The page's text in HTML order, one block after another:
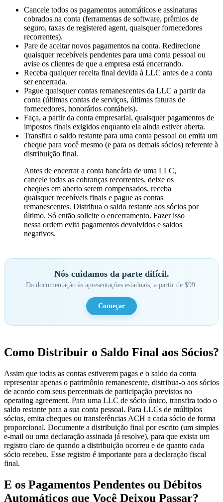
Cancele todos os pagamentos automáticos e assinaturas
cobrados na conta (ferramentas de software, prêmios de
seguro, taxas de registered agent, quaisquer fornecedores
recorrentes).
Pare de aceitar novos pagamentos na conta. Redirecione
quaisquer recebíveis pendentes para uma conta pessoal ou
avise os clientes de que a empresa está encerrando.
Receba qualquer receita final devida à LLC antes de a conta
ser encerrada.
Pague quaisquer contas remanescentes da LLC a partir da
conta (últimas contas de serviços, últimas faturas de
fornecedores, honorários contábeis).
Faça, a partir da conta empresarial, quaisquer pagamentos de
impostos finais exigidos enquanto ela ainda estiver aberta.
Transfira o saldo restante para uma conta pessoal ou emita um
cheque para você mesmo (e para os demais sócios) referente à
distribuição final.
Antes de encerrar a conta bancária de uma LLC,
cancele todas as cobranças recorrentes, deixe os
cheques em aberto serem compensados, receba
quaisquer recebíveis finais e pague as contas
remanescentes. Distribua o saldo restante aos sócios por
último. Só então solicite o encerramento. Fazer isso
nessa ordem evita pagamentos devolvidos e saldos
negativos.
Nós cuidamos da parte difícil.
Da documentação às apresentações estaduais, a partir de $99.
Começar
Como Distribuir o Saldo Final aos Sócios?
Assim que todas as contas estiverem pagas e o saldo da conta
representar apenas o patrimônio remanescente, distribua-o aos sócios
de acordo com seus percentuais de participação previstos no
operating agreement. Para uma LLC de sócio único, transfira todo o
saldo restante para a sua conta pessoal. Para LLCs de múltiplos
sócios, emita cheques ou transferências ACH a cada sócio de forma
proporcional. Documente a distribuição final por escrito (um simples
e-mail ou uma declaração assinada já resolve), para que exista um
registro claro de quando a distribuição ocorreu e de quanto cada
sócio recebeu. Esse registro é importante para a declaração fiscal
final.
E os Pagamentos Pendentes ou Débitos
Automáticos que Você Deixou Passar?